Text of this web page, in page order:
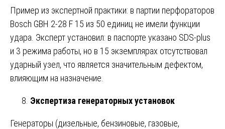
Пример из экспертной практики: в партии перфораторов
Bosch GBH 2-28 F 15 из 50 единиц не имели функции
удара. Эксперт установил: в паспорте указано SDS-plus
и 3 режима работы, но в 15 экземплярах отсутствовал
ударный узел, что является значительным дефектом,
влияющим на назначение.
Экспертиза генераторных установок
Генераторы (дизельные, бензиновые, газовые,